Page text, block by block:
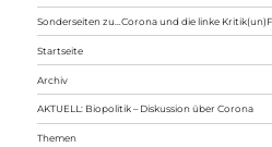
Sonderseiten zu…Corona und die linke
Startseite
Archiv
AKTUELL: Biopolitik – Diskussion über Corona
Themen